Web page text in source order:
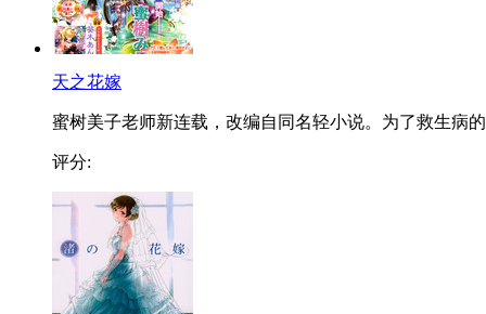
天之花嫁
蜜树美子老师新连载，改编自同名轻小说。为了救生病
评分: